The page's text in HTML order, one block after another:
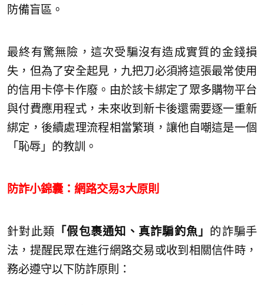
防備盲區。
最終有驚無險，這次受騙沒有造成實質的金錢損
失，但為了安全起見，九把刀必須將這張最常使用
的信用卡停卡作廢。由於該卡綁定了眾多購物平台
與付費應用程式，未來收到新卡後還需要逐一重新
綁定，後續處理流程相當繁瑣，讓他自嘲這是一個
「恥辱」的教訓。
防詐小錦囊：網路交易3大原則
針對此類 「假包裹通知、真詐騙釣魚」 的詐騙手
法，提醒民眾在進行網路交易或收到相關信件時，
務必遵守以下防詐原則：